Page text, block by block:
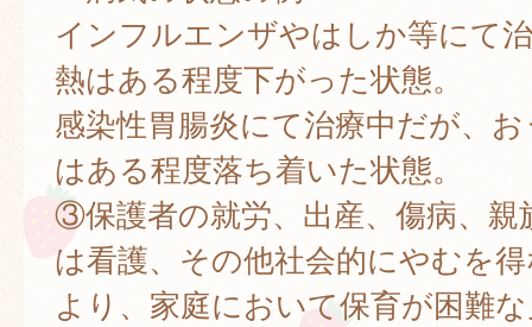
インフルエンザやはしか等にて
熱はある程度下がった状態。
感染性胃腸炎にて治療中だが、
はある程度落ち着いた状態。
③保護者の就労、出産、傷病、親
は看護、その他社会的にやむを
より、家庭において保育が困難